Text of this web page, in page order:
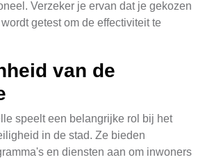
Verzeker je ervan dat je gekozen
getest om de effectiviteit te
van de
speelt een belangrijke rol bij het
in de stad. Ze bieden
en diensten aan om inwoners